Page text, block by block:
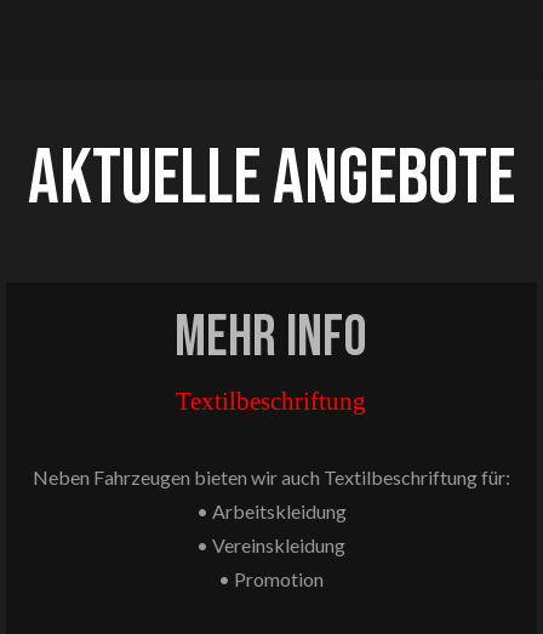
AKTUELLE ANGEBOTE
MEHR INFO
Textilbeschriftung
Neben Fahrzeugen bieten wir auch Textilbeschriftung für:
• Arbeitskleidung
• Vereinskleidung
• Promotion